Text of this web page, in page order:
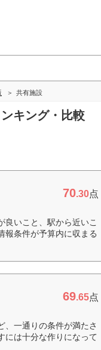
共有施設
キング・比較
70.30点
いこと、駅から近いこ
報条件が予算内に収まる
69.65点
、一通りの条件が満たさ
には十分な作りになって